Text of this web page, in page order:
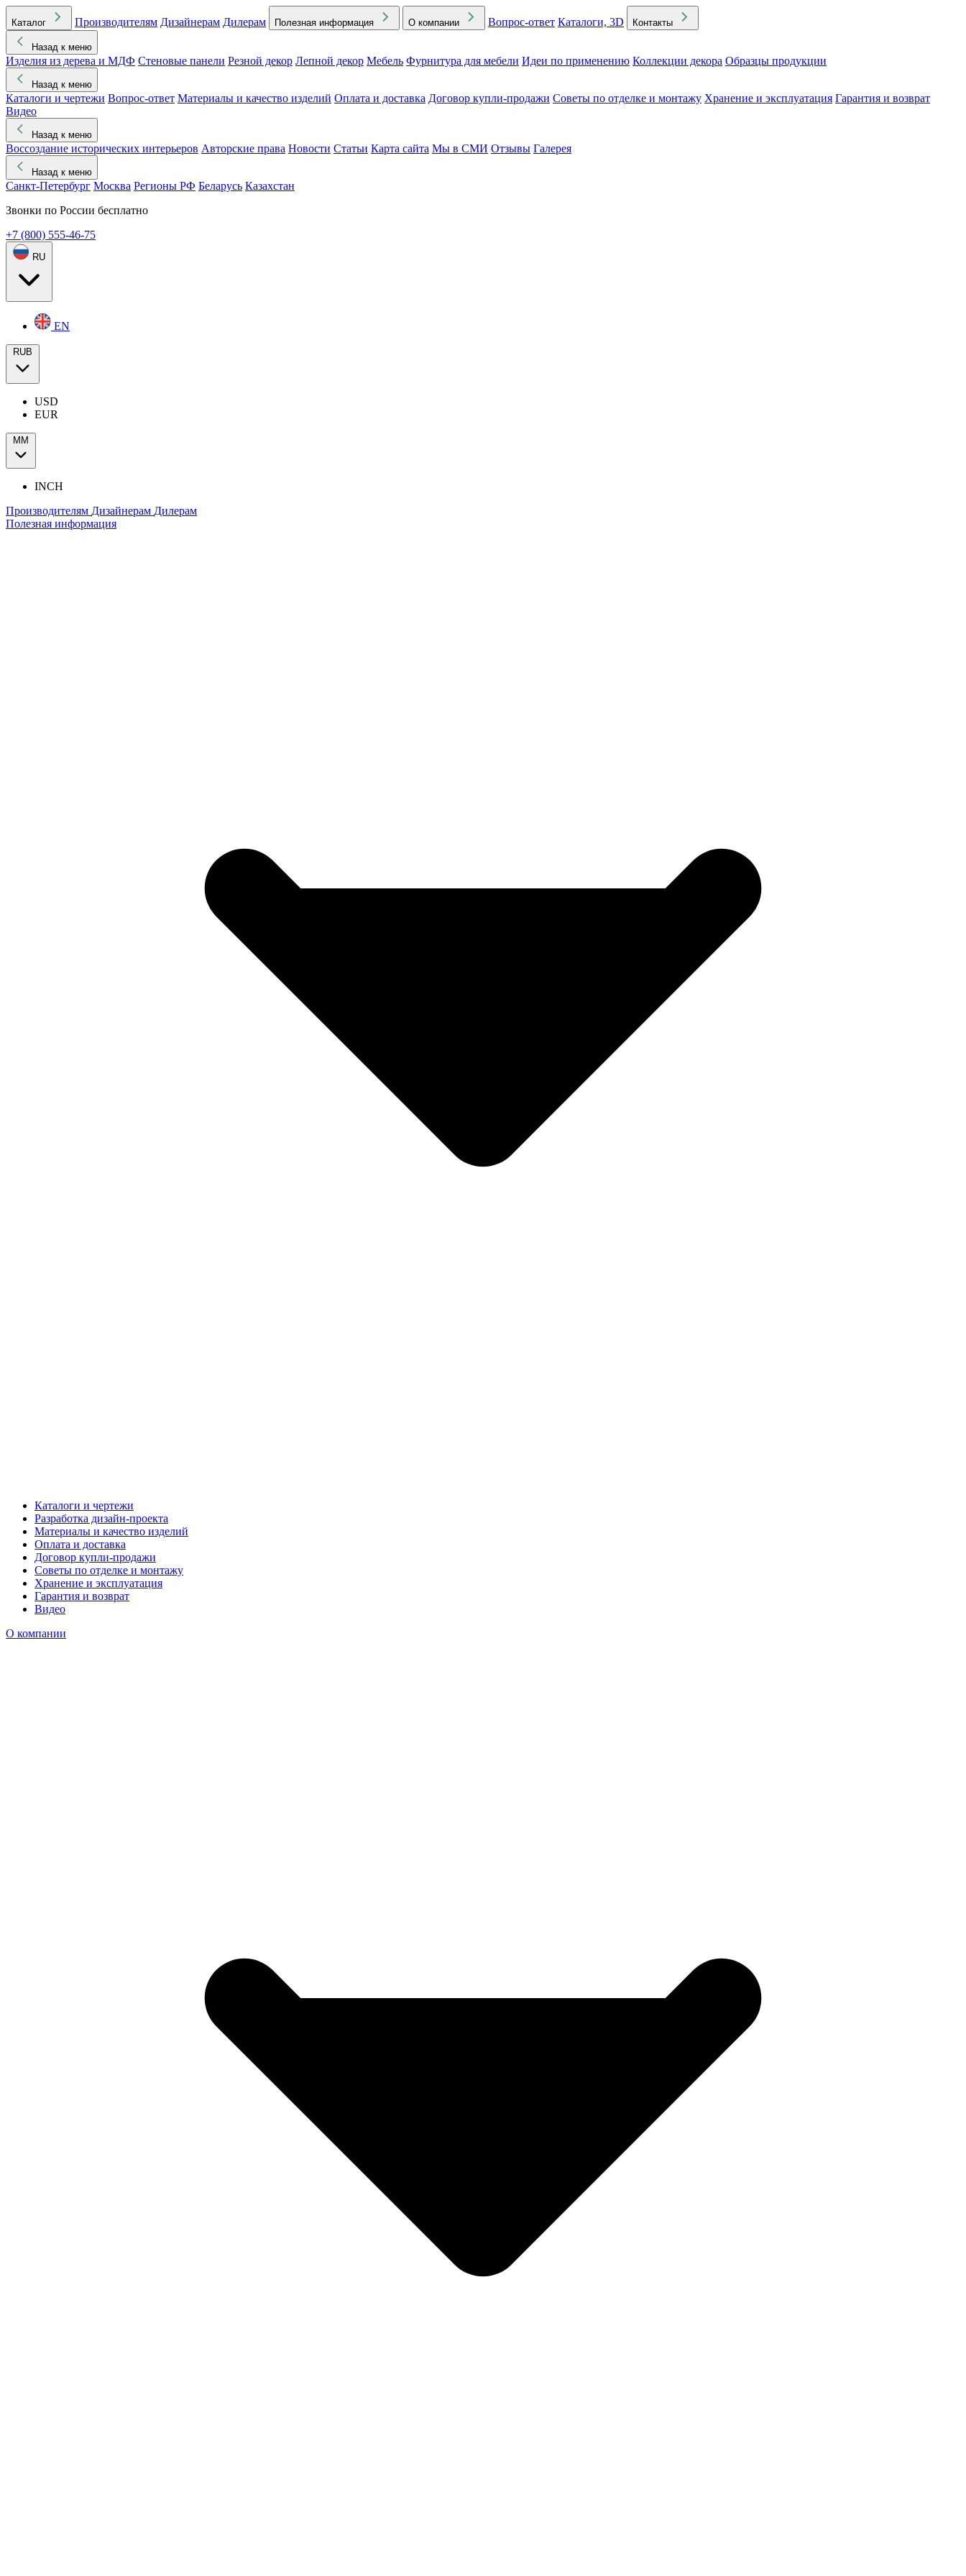
Каталог Производителям Дизайнерам Дилерам Полезная информация О компании Вопрос-ответ Каталоги, 3D Контакты
Назад к меню
Изделия из дерева и МДФ Стеновые панели Резной декор Лепной декор Мебель Фурнитура для мебели Идеи по применению Коллекции декора Образцы продукции
Назад к меню
Каталоги и чертежи Вопрос-ответ Материалы и качество изделий Оплата и доставка Договор купли-продажи Советы по отделке и монтажу Хранение и эксплуатация Гарантия и возврат
Видео
Назад к меню
Воссоздание исторических интерьеров Авторские права Новости Статьи Карта сайта Мы в СМИ Отзывы Галерея
Назад к меню
Санкт-Петербург Москва Регионы РФ Беларусь Казахстан
Звонки по России бесплатно
+7 (800) 555-46-75
RU
EN
RUB
USD
EUR
ММ
INCH
Производителям Дизайнерам Дилерам
Полезная информация
Каталоги и чертежи
Разработка дизайн-проекта
Материалы и качество изделий
Оплата и доставка
Договор купли-продажи
Советы по отделке и монтажу
Хранение и эксплуатация
Гарантия и возврат
Видео
О компании